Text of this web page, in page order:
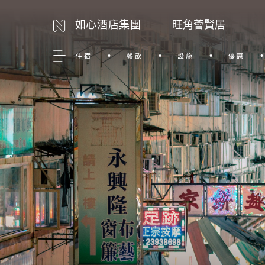
如心酒店集團 旺角薈賢居
住宿 餐飲 設施 優惠